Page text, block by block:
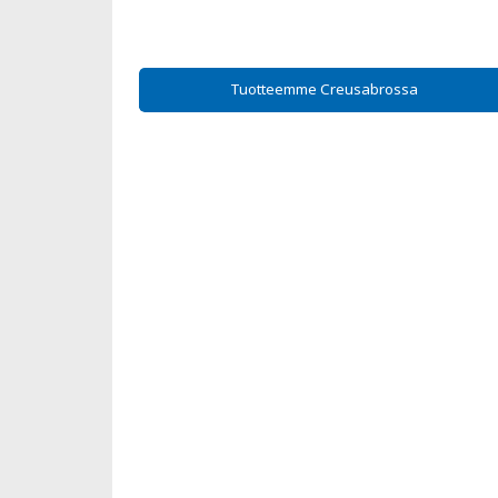
Tuotteemme Creusabrossa